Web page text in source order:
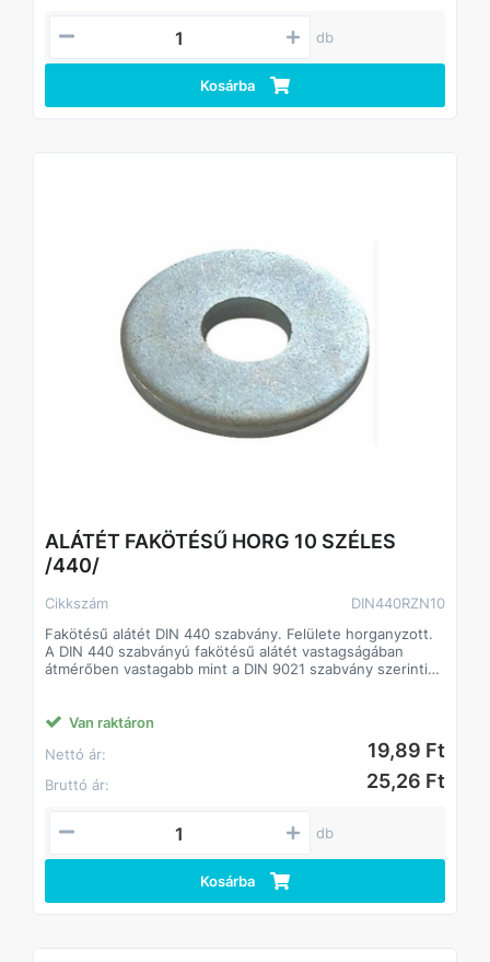
db
Kosárba
ALÁTÉT FAKÖTÉSŰ HORG 10 SZÉLES
/440/
Cikkszám
DIN440RZN10
Fakötésű alátét DIN 440 szabvány. Felülete horganyzott.
A DIN 440 szabványú fakötésű alátét vastagságában
átmérőben vastagabb mint a DIN 9021 szabvány szerinti
Csökkenti a csavarok lazulásának esélyét
Javítja a csavarok terhelhetőségét, így kisebb méretű
csavarok is megfelelő teljesítményt biztosíthatnak.
Van raktáron
Nettó ár:
19,89 Ft
Bruttó ár: 25,26 Ft
db
Kosárba